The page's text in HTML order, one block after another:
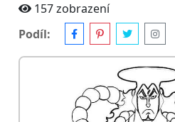
157 zobrazení
Podíl: